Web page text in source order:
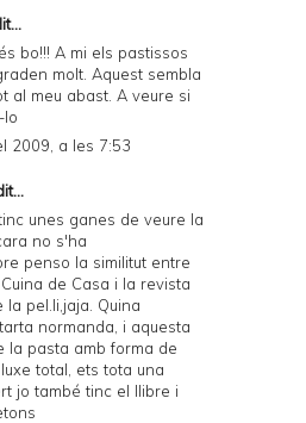
bo!!! A mi els pastissos
molt. Aquest sembla
al meu abast. A veure si
lo
2009, a les 7:53
unes ganes de veure la
no s'ha
penso la similitut entre
de Casa i la revista
la pel.li,jaja. Quina
normanda, i aquesta
la pasta amb forma de
total, ets tota una
jo també tinc el llibre i